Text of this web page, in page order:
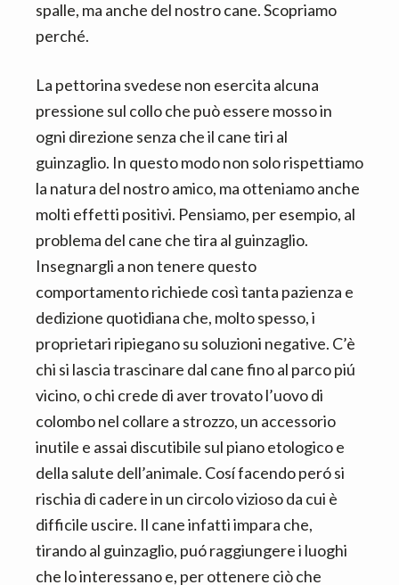
spalle, ma anche del nostro cane. Scopriamo
perché.
La pettorina svedese non esercita alcuna
pressione sul collo che può essere mosso in
ogni direzione senza che il cane tiri al
guinzaglio. In questo modo non solo rispettiamo
la natura del nostro amico, ma otteniamo anche
molti effetti positivi. Pensiamo, per esempio, al
problema del cane che tira al guinzaglio.
Insegnargli a non tenere questo
comportamento richiede così tanta pazienza e
dedizione quotidiana che, molto spesso, i
proprietari ripiegano su soluzioni negative. C’è
chi si lascia trascinare dal cane fino al parco piú
vicino, o chi crede di aver trovato l’uovo di
colombo nel collare a strozzo, un accessorio
inutile e assai discutibile sul piano etologico e
della salute dell’animale. Cosí facendo peró si
rischia di cadere in un circolo vizioso da cui è
difficile uscire. Il cane infatti impara che,
tirando al guinzaglio, puó raggiungere i luoghi
che lo interessano e, per ottenere ciò che